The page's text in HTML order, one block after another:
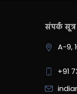
संपर्क सूत्र
A-9,
+91